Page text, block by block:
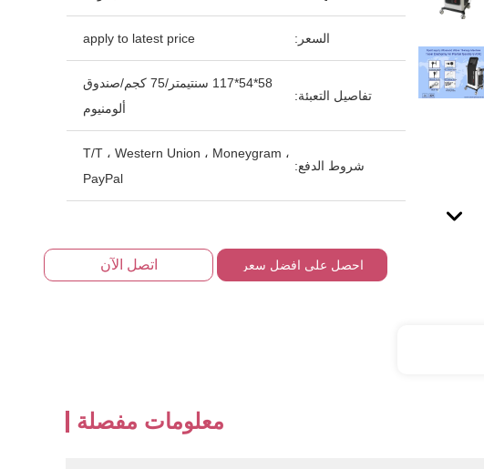
السعر: apply to latest price
تفاصيل التعبئة:
58*54*117 سنتيمتر/75 كجم/صندوق
ألومنيوم
شروط الدفع:
T/T ، Western Union ، Moneygram ،
PayPal
احصل على افضل سعر اتصل الآن
معلومات مفصلة